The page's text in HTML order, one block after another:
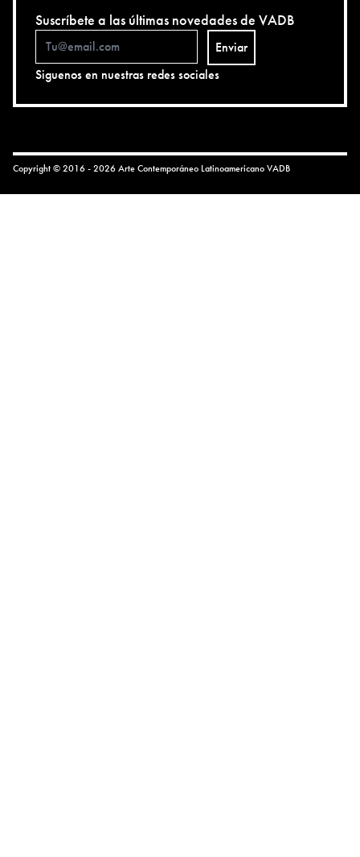
Suscríbete a las últimas novedades de VADB
Enviar
Siguenos en nuestras redes sociales
Copyright © 2016 - 2026 Arte Contemporáneo LatinoamericanoVADB